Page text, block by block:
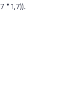
* 1,7)).